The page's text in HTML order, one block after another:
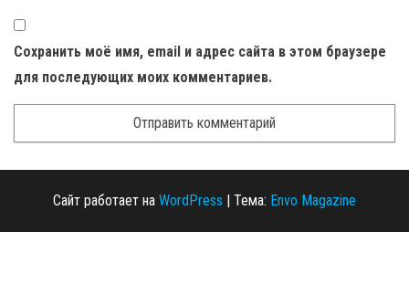
Сохранить моё имя, email и адрес сайта в этом браузере
для последующих моих комментариев.
Сайт работает на WordPress | Тема: Envo Magazine